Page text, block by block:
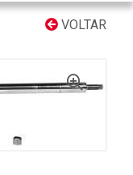
VOLTAR